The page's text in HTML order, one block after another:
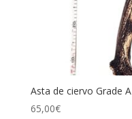
Asta de ciervo Grade A
65,00€